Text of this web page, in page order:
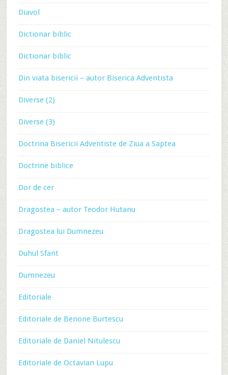
Diavol
Dictionar biblic
Dictionar biblic
Din viata bisericii – autor Biserica Adventista
Diverse (2)
Diverse (3)
Doctrina Bisericii Adventiste de Ziua a Saptea
Doctrine biblice
Dor de cer
Dragostea – autor Teodor Hutanu
Dragostea lui Dumnezeu
Duhul Sfant
Dumnezeu
Editoriale
Editoriale de Benone Burtescu
Editoriale de Daniel Nitulescu
Editoriale de Octavian Lupu